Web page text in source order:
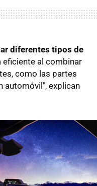
diferentes tipos de
eficiente al combinar
como las partes
automóvil", explican